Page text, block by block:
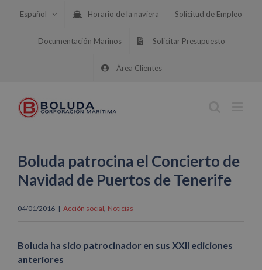
Español Horario de la naviera Solicitud de Empleo
Documentación Marinos Solicitar Presupuesto
Área Clientes
Boluda patrocina el Concierto de
Navidad de Puertos de Tenerife
04/01/2016 | Acción social, Noticias
Boluda ha sido patrocinador en sus XXII ediciones
anteriores